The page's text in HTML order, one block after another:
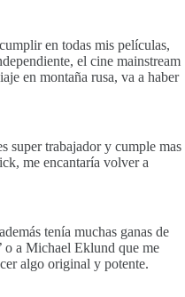
en todas mis películas,
el cine mainstream
en montaña rusa, va a haber
super trabajador y cumple mas
me encantaría volver a
tenía muchas ganas de
o a Michael Eklund que me
algo original y potente.